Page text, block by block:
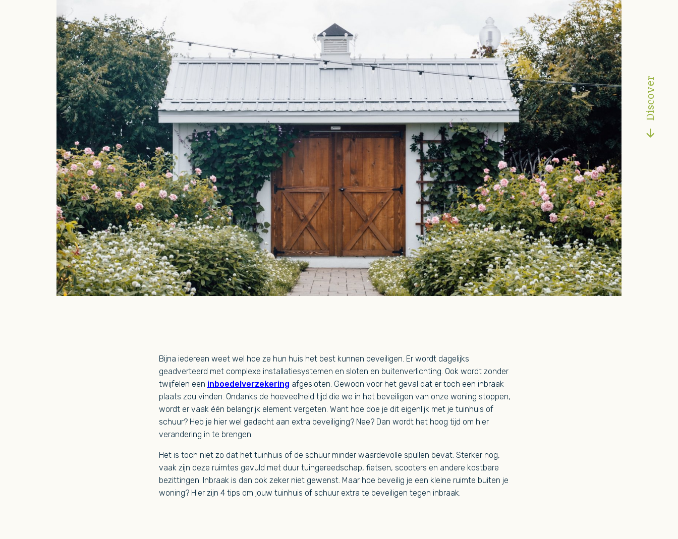
Discover
Bijna iedereen weet wel hoe ze hun huis het best kunnen beveiligen. Er wordt dagelijks
geadverteerd met complexe installatiesystemen en sloten en buitenverlichting. Ook wordt zonder
twijfelen een inboedelverzekering afgesloten. Gewoon voor het geval dat er toch een inbraak
plaats zou vinden. Ondanks de hoeveelheid tijd die we in het beveiligen van onze woning stoppen,
wordt er vaak één belangrijk element vergeten. Want hoe doe je dit eigenlijk met je tuinhuis of
schuur? Heb je hier wel gedacht aan extra beveiliging? Nee? Dan wordt het hoog tijd om hier
verandering in te brengen.
Het is toch niet zo dat het tuinhuis of de schuur minder waardevolle spullen bevat. Sterker nog,
vaak zijn deze ruimtes gevuld met duur tuingereedschap, fietsen, scooters en andere kostbare
bezittingen. Inbraak is dan ook zeker niet gewenst. Maar hoe beveilig je een kleine ruimte buiten je
woning? Hier zijn 4 tips om jouw tuinhuis of schuur extra te beveiligen tegen inbraak.